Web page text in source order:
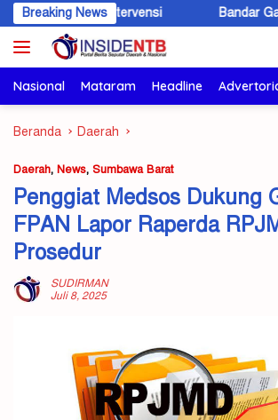
Langsung
ke
konten
Breaking News
Intervensi Bandar Ganja Lintas
Nasional Mataram Headline
Beranda Daerah
Daerah, News, Sumbawa Barat
Penggiat Medsos Dukung
FPAN Lapor Raperda
Prosedur
SUDIRMAN
Juli 8, 2025